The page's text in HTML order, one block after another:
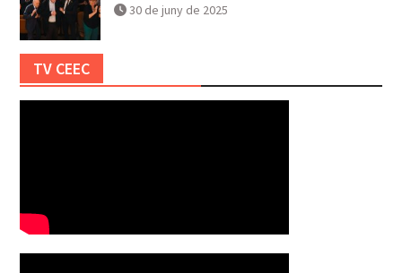
30 de juny de 2025
TV CEEC